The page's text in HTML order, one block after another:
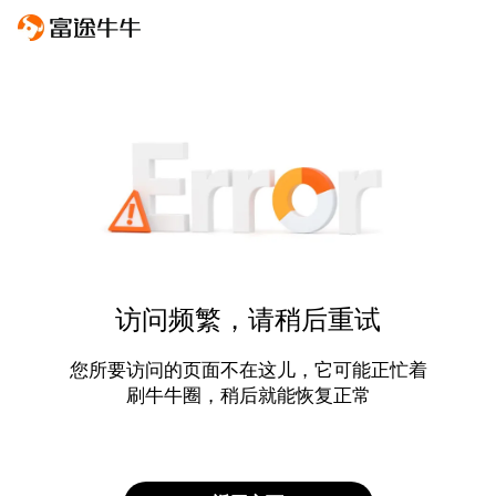
访问频繁，请稍后重试
您所要访问的页面不在这儿，它可能正忙着
刷牛牛圈，稍后就能恢复正常